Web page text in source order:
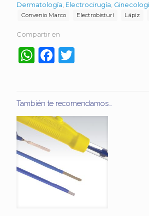
Dermatología Electrocirugía
Convenio Marco Electrobisturí Lápiz
Compartir en
WhatsApp
Facebook
También te recomendamos…